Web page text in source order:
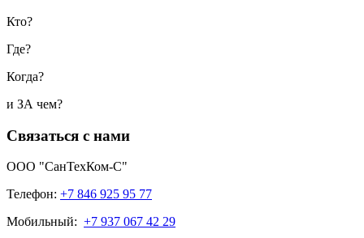
Кто?
Где?
Когда?
и ЗА чем?
Связаться с нами
ООО "СанТехКом-С"
Телефон: +7 846 925 95 77
Мобильный: +7 937 067 42 29